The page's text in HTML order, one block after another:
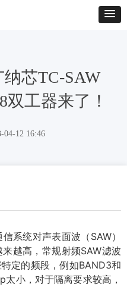
纳芯TC-SAW
工器来了！
系统对声表面波（SAW）
越高，常规射频SAW滤波
定的频段，例如BAND3和
小，对于隔离要求较高，
04-12 16:46